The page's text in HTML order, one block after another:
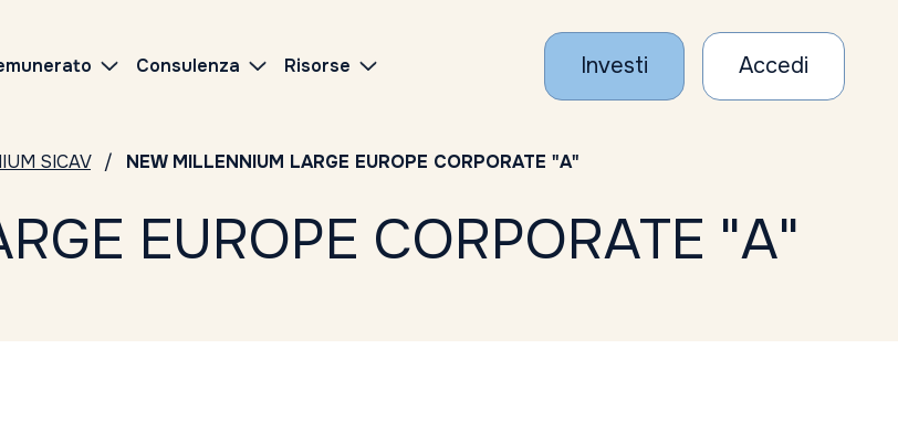
Consulenza Risorse Investi Accedi
SICAV NEW MILLENNIUM LARGE EUROPE CORPORATE "A"
EUROPE CORPORATE "A"